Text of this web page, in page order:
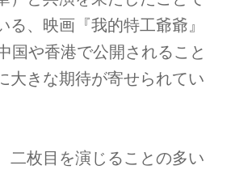
る、映画『我的特工爺爺』
国や香港で公開されること
大きな期待が寄せられてい
二枚目を演じることの多い